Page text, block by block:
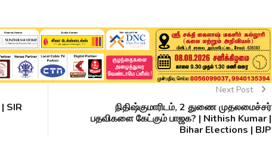
SIR
Next Post
நிதிஷ்குமாரிடம், 2 துணை முதலமைச்சர்
பதவிகளை கேட்கும் பாஜக? | Nithish Kumar |
Bihar Elections | BJP